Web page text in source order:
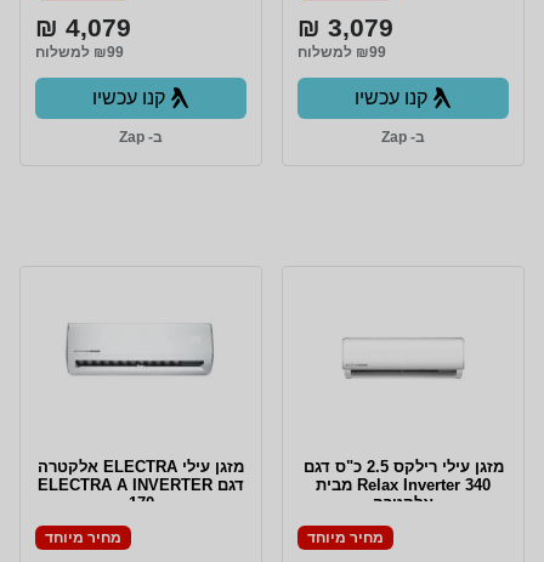
3,079 ₪
₪99 למשלוח
קנו עכשיו
ב- Zap
4,079 ₪
₪99 למשלוח
קנו עכשיו
ב- Zap
מזגן עילי רילקס 2.5 כ"ס דגם
Relax Inverter 340 מבית
אלקטרה
מחיר מיוחד
מזגן עילי ELECTRA אלקטרה
דגם ELECTRA A INVERTER
170
מחיר מיוחד